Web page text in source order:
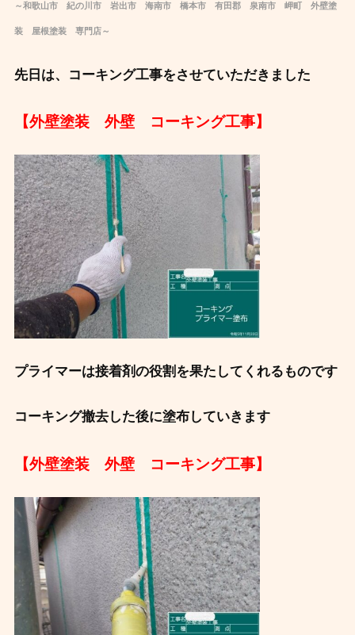
～和歌山市 紀の川市 岩出市 海南市 橋本市 有田郡 泉南市 岬町 外壁塗
装 屋根塗装 専門店～
先日は、コーキング工事をさせていただきました
【外壁塗装 外壁 コーキング工事】
プライマーは接着剤の役割を果たしてくれるものです ‍
コーキング撤去した後に塗布していきます ‍ ️
【外壁塗装 外壁 コーキング工事】